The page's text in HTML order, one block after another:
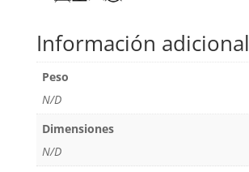
Información adicional
Peso
N/D
Dimensiones
N/D